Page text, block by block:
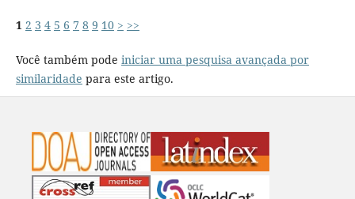
1 2 3 4 5 6 7 8 9 10 > >>
Você também pode iniciar uma pesquisa avançada por
similaridade para este artigo.